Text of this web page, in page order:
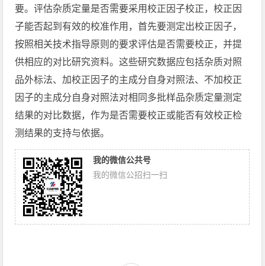
要。评估杂质定量是否需要采用校正因子校正，校正因
子能否起到有效的校准作用，首先要测定出校正因子，
按照相关技术指导原则的要求评估是否需要校正，并提
供相应的对比研究资料。这些研究数据应包括杂质对照
品外标法、加校正因子的主成分自身对照法、不加校正
因子的主成分自身对照法对相同多批样品杂质定量测定
结果的对比数据，作为是否需要校正或能否有效校正检
测结果的支持与依据。
我的微信公共号
我的微信公招扫一扫